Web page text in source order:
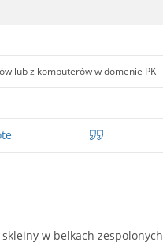
lub z komputerów w domenie PK
w belkach zespolonych